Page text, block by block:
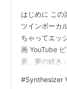
はじめに この
ツインボーカ
ちゃってエッ
画 YouTube
蒼、夢の続き
という私とし
#Synthesizer